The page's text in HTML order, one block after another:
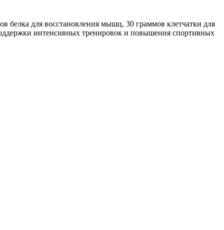
для восстановления мышц, 30 граммов клетчатки для
интенсивных тренировок и повышения спортивных